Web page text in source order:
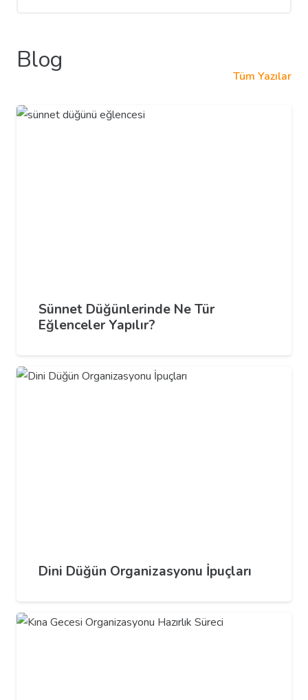
Blog
Tüm Yazılar
Sünnet Düğünlerinde Ne Tür
Eğlenceler Yapılır?
Dini Düğün Organizasyonu İpuçları